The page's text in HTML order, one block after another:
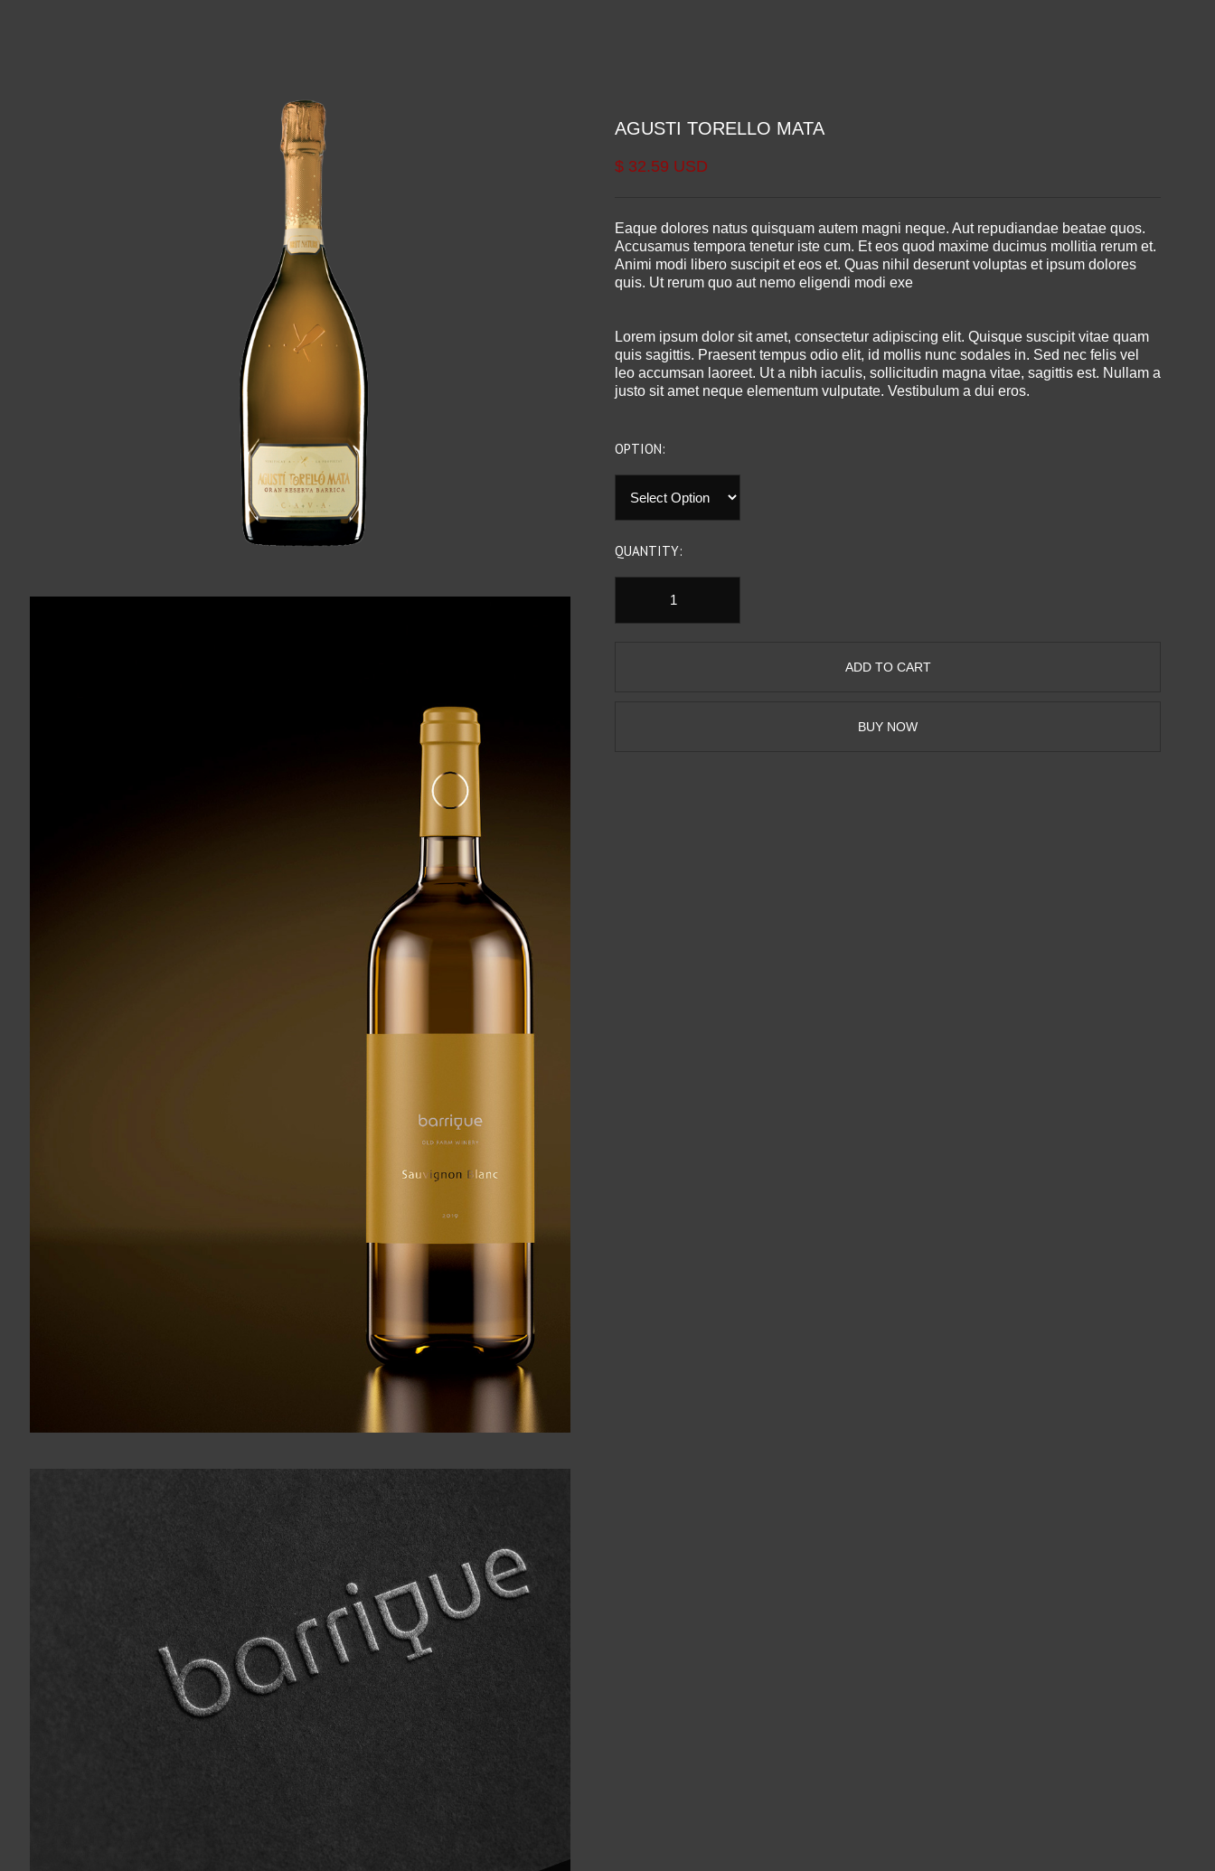
AGUSTI TORELLO MATA
$ 32.59 USD
Eaque dolores natus quisquam autem magni neque. Aut repudiandae beatae quos.
Accusamus tempora tenetur iste cum. Et eos quod maxime ducimus mollitia rerum et.
Animi modi libero suscipit et eos et. Quas nihil deserunt voluptas et ipsum dolores
quis. Ut rerum quo aut nemo eligendi modi exe
Lorem ipsum dolor sit amet, consectetur adipiscing elit. Quisque suscipit vitae quam
quis sagittis. Praesent tempus odio elit, id mollis nunc sodales in. Sed nec felis vel
leo accumsan laoreet. Ut a nibh iaculis, sollicitudin magna vitae, sagittis est. Nullam a
justo sit amet neque elementum vulputate. Vestibulum a dui eros.
OPTION:
QUANTITY:
BUY NOW